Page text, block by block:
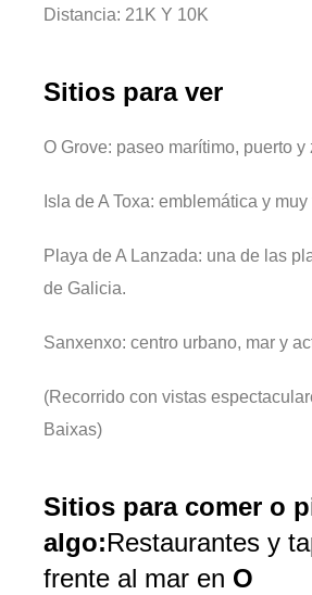
Distancia: 21K Y 10K
Sitios para ver
O Grove: paseo marítimo, puerto y
Isla de A Toxa: emblemática y
Playa de A Lanzada: una de las
de Galicia.
Sanxenxo: centro urbano, mar y
(Recorrido con vistas
Baixas)
Sitios para comer o
algo:Restaurantes y
frente al mar en O